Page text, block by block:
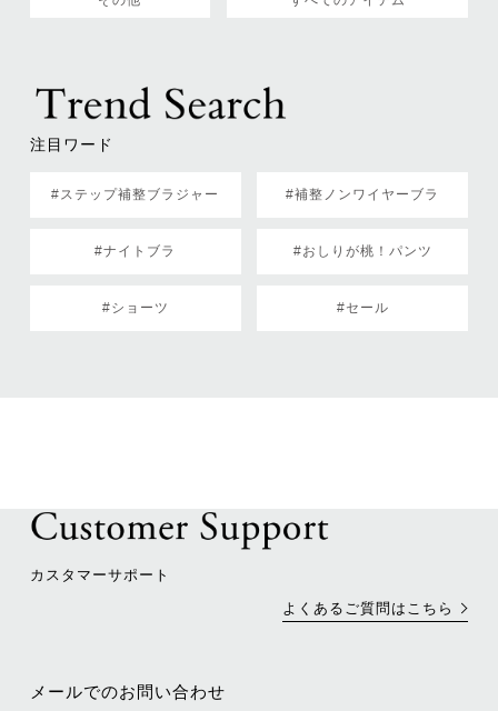
注目ワード
#ステップ補整ブラジャー #補整ノンワイヤーブラ
#ナイトブラ #おしりが桃！パンツ
#ショーツ #セール
カスタマーサポート
よくあるご質問はこちら
メールでのお問い合わせ